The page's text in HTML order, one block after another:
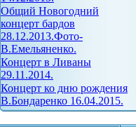
Общий Новогодний
концерт бардов
28.12.2013.Фото-
В.Емельяненко.
Концерт в Ливаны
29.11.2014.
Концерт ко дню рождения
В.Бондаренко 16.04.2015.